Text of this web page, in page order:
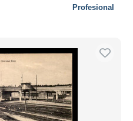
Profesional